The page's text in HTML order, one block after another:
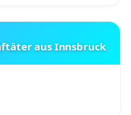
aus Innsbruck